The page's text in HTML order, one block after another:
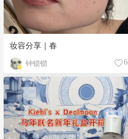
妆容分享｜春
钟锁锁 6